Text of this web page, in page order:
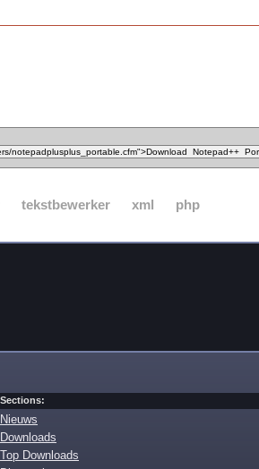
tekstbewerker xml php
Sections:
Nieuws
Downloads
Top Downloads